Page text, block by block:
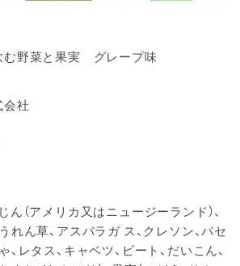
野菜と果実 グレープ味
会社
ん（アメリカ又はニュージーランド）、
れん草、アスパラガ ス、クレソン、パセ
、レタス、キャベツ、ビート、だいこん、